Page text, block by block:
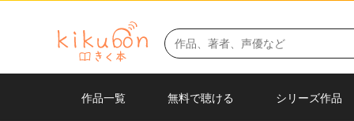
作品一覧 無料で聴ける シリーズ作品